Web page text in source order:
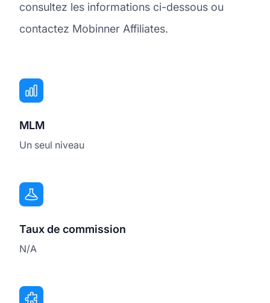
consultez les informations ci-dessous ou
contactez Mobinner Affiliates.
MLM
Un seul niveau
Taux de commission
N/A